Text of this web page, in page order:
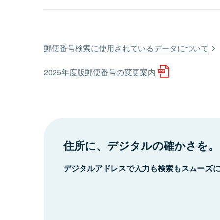
郵便番号検索に使用されているデータについて
2025年度版郵便番号の変更案内
住所に、デジタルの確かさを。
デジタルアドレスで入力も検索もスムーズ